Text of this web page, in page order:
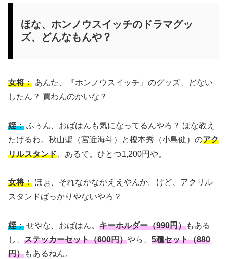
ほな、ホンノウスイッチのドラマグッ
ズ、どんなもんや？
女将： あんた、『ホンノウスイッチ』のグッズ、どない
したん？ 買わんのかいな？
姪： ふぅん、おばはんも気になってるんやろ？ ほな教え
たげるわ。秋山聖（宮近海斗）と榎本秀（小島健）のアク
リルスタンド 、あるで。ひとつ1,200円や。
女将： ほぉ、それなかなかええやんか。けど、アクリル
スタンドばっかりやないやろ？
姪： せやな、おばはん。 キーホルダー（990円）もある
し、 ステッカーセット（600円）やら、 5種セット（880
円）もあるねん。